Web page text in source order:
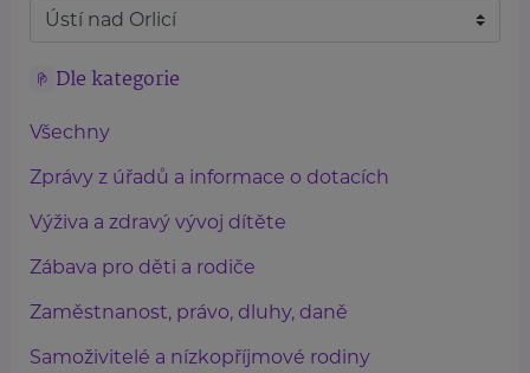
Dle kategorie
Všechny
Zprávy z úřadů a informace o dotacích
Výživa a zdravý vývoj dítěte
Zábava pro děti a rodiče
Zaměstnanost, právo, dluhy, daně
Samoživitelé a nízkopříjmové rodiny